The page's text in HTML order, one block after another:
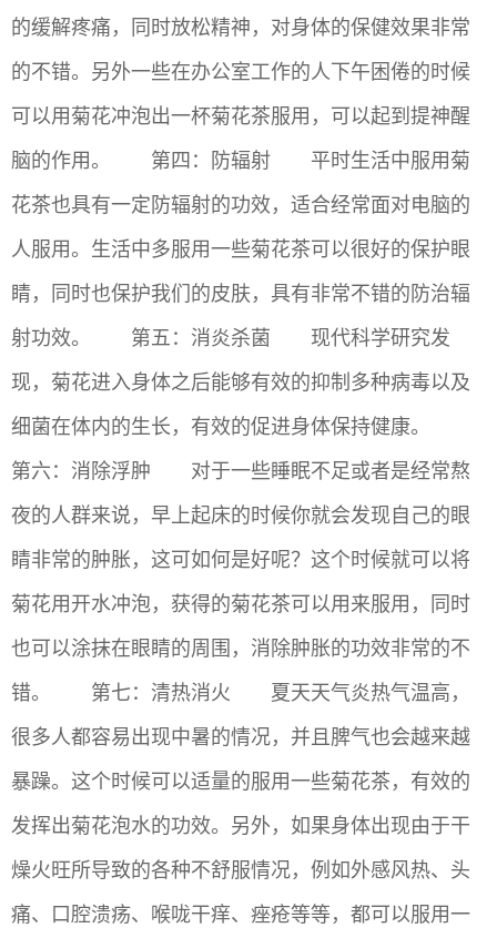
的缓解疼痛，同时放松精神，对身体的保健效果非常
的不错。另外一些在办公室工作的人下午困倦的时候
可以用菊花冲泡出一杯菊花茶服用，可以起到提神醒
脑的作用。 第四：防辐射 平时生活中服用菊
花茶也具有一定防辐射的功效，适合经常面对电脑的
人服用。生活中多服用一些菊花茶可以很好的保护眼
睛，同时也保护我们的皮肤，具有非常不错的防治辐
射功效。 第五：消炎杀菌 现代科学研究发
现，菊花进入身体之后能够有效的抑制多种病毒以及
细菌在体内的生长，有效的促进身体保持健康。
第六：消除浮肿 对于一些睡眠不足或者是经常熬
夜的人群来说，早上起床的时候你就会发现自己的眼
睛非常的肿胀，这可如何是好呢？这个时候就可以将
菊花用开水冲泡，获得的菊花茶可以用来服用，同时
也可以涂抹在眼睛的周围，消除肿胀的功效非常的不
错。 第七：清热消火 夏天天气炎热气温高，
很多人都容易出现中暑的情况，并且脾气也会越来越
暴躁。这个时候可以适量的服用一些菊花茶，有效的
发挥出菊花泡水的功效。另外，如果身体出现由于干
燥火旺所导致的各种不舒服情况，例如外感风热、头
痛、口腔溃疡、喉咙干痒、痤疮等等，都可以服用一